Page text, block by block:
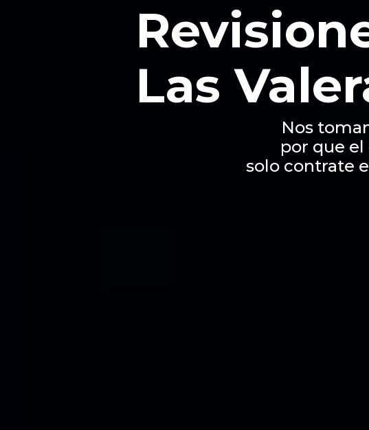
Las
Nos
por que el
solo contrate